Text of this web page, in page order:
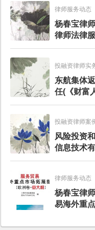
律师服务动态
杨春宝律
律师法律
投融资律师实
东航集体
任(《财富
投融资律师案
风险投资
信息技术
投资服务
律师服务动态
杨春宝律
易海外重